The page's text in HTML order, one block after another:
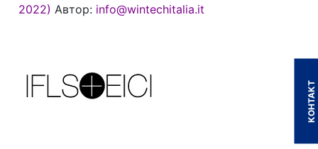
КОНТАКТ
2022)Автор: info@wintechitalia.it